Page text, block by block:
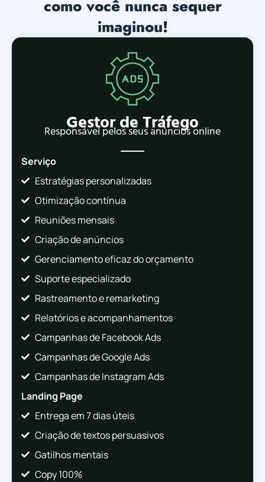
como você nunca sequer
imaginou!
Gestor de Tráfego
Responsável pelos seus anúncios online
Serviço
Estratégias personalizadas
Otimização contínua
Reuniões mensais
Criação de anúncios
Gerenciamento eficaz do orçamento
Suporte especializado
Rastreamento e remarketing
Relatórios e acompanhamentos
Campanhas de Facebook Ads
Campanhas de Google Ads
Campanhas de Instagram Ads
Landing Page
Entrega em 7 dias úteis
Criação de textos persuasivos
Gatilhos mentais
Copy 100%